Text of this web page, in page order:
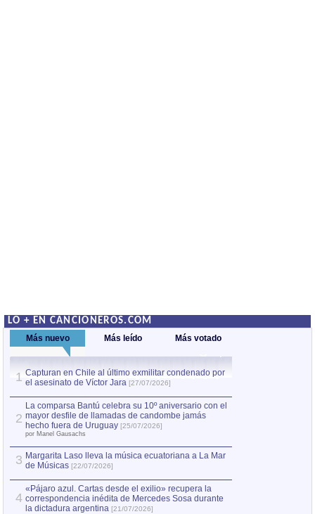
LO + EN CANCIONEROS.COM
Más nuevo Más leído Más votado
1 Capturan en Chile al último exmilitar condenado por
el asesinato de Víctor Jara [27/07/2026]
2
La comparsa Bantú celebra su 10º aniversario con el
mayor desfile de llamadas de candombe jamás
hecho fuera de Uruguay [25/07/2026]
por Manel Gausachs
3 Margarita Laso lleva la música ecuatoriana a La Mar
de Músicas [22/07/2026]
4
«Pájaro azul. Cartas desde el exilio» recupera la
correspondencia inédita de Mercedes Sosa durante
la dictadura argentina [21/07/2026]